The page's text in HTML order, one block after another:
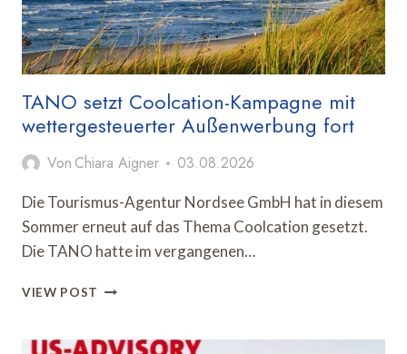
MEHR
ALS
80
PROZENT
TANO setzt Coolcation-Kampagne mit
wettergesteuerter Außenwerbung fort
Von Chiara Aigner 03.08.2026
Die Tourismus-Agentur Nordsee GmbH hat in diesem
Sommer erneut auf das Thema Coolcation gesetzt.
Die TANO hatte im vergangenen…
VIEW POST TANO
KAMPAGNE